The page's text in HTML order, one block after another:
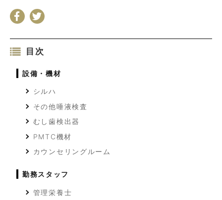
目次
設備・機材
シルハ
その他唾液検査
むし歯検出器
PMTC機材
カウンセリングルーム
勤務スタッフ
管理栄養士